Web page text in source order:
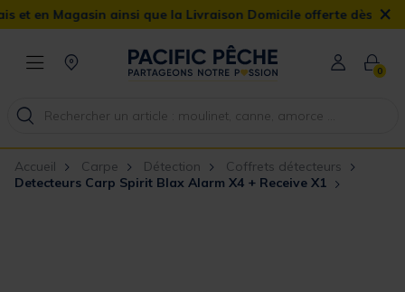
ainsi que la Livraison Domicile offerte dès 90€ ×
0
Accueil Carpe Détection
Coffrets détecteurs
Detecteurs Carp Spirit Blax Alarm X4 + Receive X1